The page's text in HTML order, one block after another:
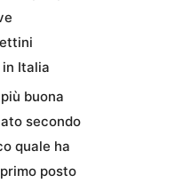
Italia
buona
secondo
quale ha
posto